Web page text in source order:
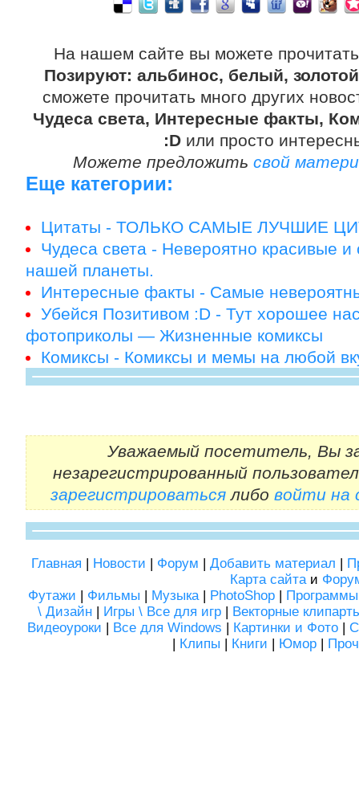
На нашем сайте вы можете
Позируют: альбинос, белый,
сможете прочитать много других
Чудеса света, Интересные факты,
:D или просто
Можете предложить свой
Еще категории:
Цитаты - ТОЛЬКО САМЫЕ ЛУЧШИЕ
Чудеса света - Невероятно красивые
нашей планеты.
Интересные факты - Самые
Убейся Позитивом :D - Тут хорошее
фотоприколы — Жизненные комиксы
Комиксы - Комиксы и мемы на любой
Уважаемый посетитель, Вы
незарегистрированный
зарегистрироватьсялибо войти на
Главная | Новости | Форум | Добавить материал |
Карта сайтаи
Футажи | Фильмы | Музыка| PhotoShop | Программы
\ Дизайн | Игры \ Все для игр | Векторные
Видеоуроки | Все для Windows | Картинки и Фото|
| Клипы | Книги | Юмор |